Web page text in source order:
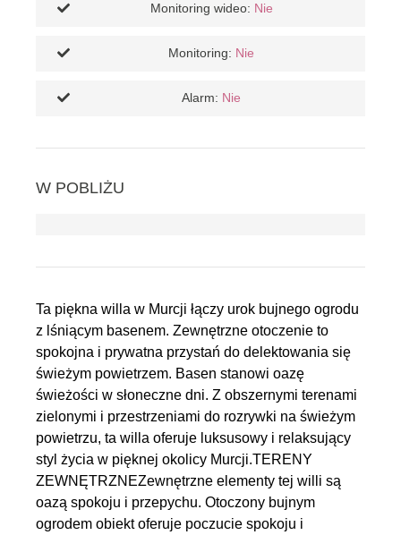
Monitoring wideo: Nie
Monitoring: Nie
Alarm: Nie
W POBLIŻU
Ta piękna willa w Murcji łączy urok bujnego ogrodu
z lśniącym basenem. Zewnętrzne otoczenie to
spokojna i prywatna przystań do delektowania się
świeżym powietrzem. Basen stanowi oazę
świeżości w słoneczne dni. Z obszernymi terenami
zielonymi i przestrzeniami do rozrywki na świeżym
powietrzu, ta willa oferuje luksusowy i relaksujący
styl życia w pięknej okolicy Murcji.TERENY
ZEWNĘTRZNEZewnętrzne elementy tej willi są
oazą spokoju i przepychu. Otoczony bujnym
ogrodem obiekt oferuje poczucie spokoju i